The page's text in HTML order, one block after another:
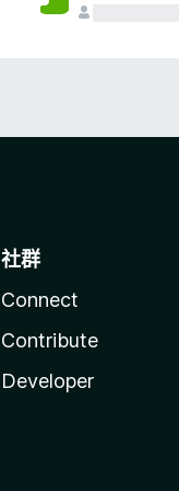
社群
Connect
Contribute
Developer